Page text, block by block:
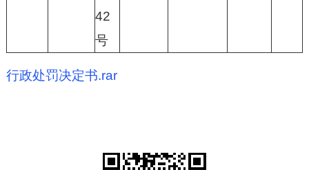
42
号
行政处罚决定书.rar